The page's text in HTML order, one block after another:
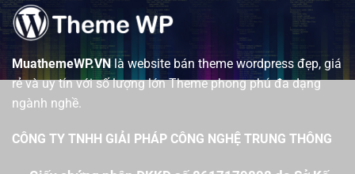
MuathemeWP.VNlà website bán theme wordpress đẹp, giá
rẻ và uy tín với số lượng lớn Theme phong phú đa dạng
ngành nghề.
CÔNG TY TNHH GIẢI PHÁP CÔNG NGHỆ TRUNG THÔNG